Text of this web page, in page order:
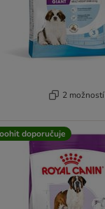
2 možností
doporučuje